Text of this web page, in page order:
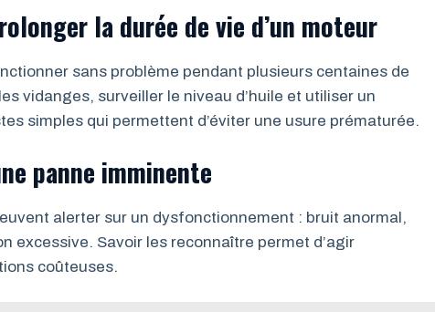
la durée de vie d’un moteur
sans problème pendant plusieurs centaines de
vidanges, surveiller le niveau d’huile et utiliser un
simples qui permettent d’éviter une usure prématurée.
panne imminente
alerter sur un dysfonctionnement : bruit anormal,
excessive. Savoir les reconnaître permet d’agir
coûteuses.